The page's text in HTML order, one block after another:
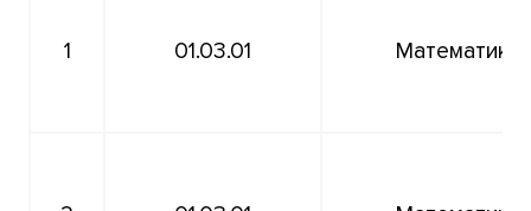
1 01.03.01 Математика